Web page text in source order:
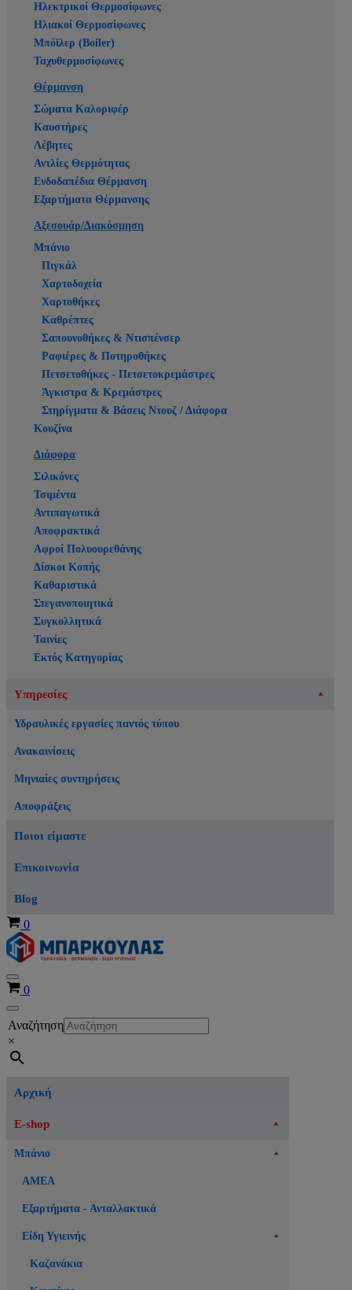
Ηλεκτρικοί Θερμοσίφωνες
Ηλιακοί Θερμοσίφωνες
Μπόϊλερ (Boiler)
Ταχυθερμοσίφωνες
Θέρμανση
Σώματα Καλοριφέρ
Καυστήρες
Λέβητες
Αντλίες Θερμότητας
Ενδοδαπέδια Θέρμανση
Εξαρτήματα Θέρμανσης
Αξεσουάρ/Διακόσμηση
Μπάνιο
Πιγκάλ
Χαρτοδοχεία
Χαρτοθήκες
Καθρέπτες
Σαπουνοθήκες & Ντισπένσερ
Ραφιέρες & Ποτηροθήκες
Πετσετοθήκες - Πετσετοκρεμάστρες
Άγκιστρα & Κρεμάστρες
Στηρίγματα & Βάσεις Ντουζ / Διάφορα
Κουζίνα
Διάφορα
Σιλικόνες
Τσιμέντα
Αντιπαγωτικά
Αποφρακτικά
Αφροί Πολυουρεθάνης
Δίσκοι Κοπής
Καθαριστικά
Στεγανοποιητικά
Συγκολλητικά
Ταινίες
Εκτός Κατηγορίας
Υπηρεσίες
Υδραυλικές εργασίες παντός τύπου
Ανακαινίσεις
Μηνιαίες συντηρήσεις
Αποφράξεις
Ποιοι είμαστε
Επικοινωνία
Blog
Καλάθι
0
Μενού
πλοήγησης
Καλάθι
0
Μενού
πλοήγησης
Αναζήτηση
×
Αρχική
E-shop
Μπάνιο
ΑΜΕΑ
Εξαρτήματα - Ανταλλακτικά
Είδη Υγιεινής
Καζανάκια